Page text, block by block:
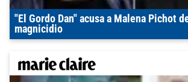
"El Gordo Dan" acusa a Malena Pichot
magnicidio